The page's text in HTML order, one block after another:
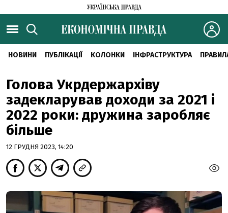
НОВИНИ ПУБЛІКАЦІЇ КОЛОНКИ ІНФРАСТРУКТУРА
Голова Укрдержархіву
задекларував доходи за 2021 і
2022 роки: дружина заробляє
більше
12 ГРУДНЯ 2023, 14:20